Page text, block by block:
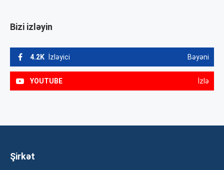
Bizi izləyin
4.2K İzləyici Bəyəni
YOUTUBE İzlə
Şirkət